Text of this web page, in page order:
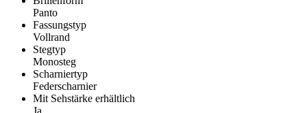
Panto
Fassungstyp
Vollrand
Stegtyp
Monosteg
Scharniertyp
Federscharnier
Mit Sehstärke erhältlich